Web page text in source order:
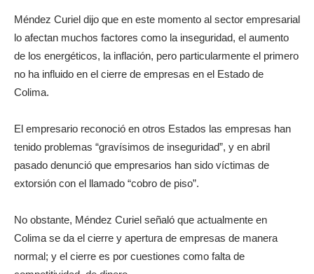
Méndez Curiel dijo que en este momento al sector empresarial
lo afectan muchos factores como la inseguridad, el aumento
de los energéticos, la inflación, pero particularmente el primero
no ha influido en el cierre de empresas en el Estado de
Colima.
El empresario reconoció en otros Estados las empresas han
tenido problemas “gravísimos de inseguridad”, y en abril
pasado denunció que empresarios han sido víctimas de
extorsión con el llamado “cobro de piso”.
No obstante, Méndez Curiel señaló que actualmente en
Colima se da el cierre y apertura de empresas de manera
normal; y el cierre es por cuestiones como falta de